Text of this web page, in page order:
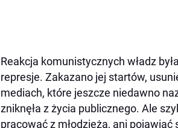
Reakcja komunistycznych władz
represje. Zakazano jej startów,
mediach, które jeszcze niedawno
zniknęła z życia publicznego. Ale
pracować z młodzieżą, ani